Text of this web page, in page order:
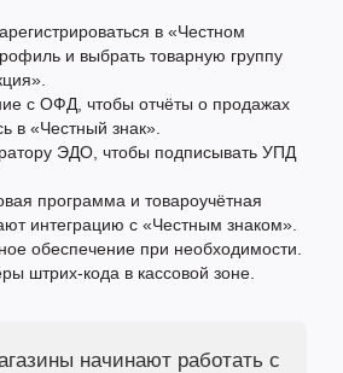
в «Честном
и выбрать товарную группу
с ОФД, чтобы отчёты о продажах
в «Честный знак».
ЭДО, чтобы подписывать УПД
программа и товароучётная
интеграцию с «Честным знаком».
обеспечение при необходимости.
штрих-кода в кассовой зоне.
начинают работать с